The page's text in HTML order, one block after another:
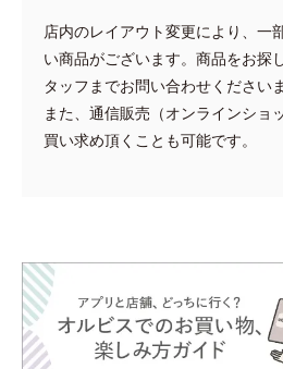
店内のレイアウト変更により、一
い商品がございます。商品をお探
タッフまでお問い合わせくださいま
また、通信販売（オンラインショ
買い求め頂くことも可能です。